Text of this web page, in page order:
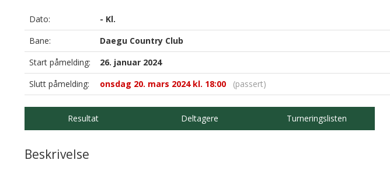
Dato:
- Kl.
Bane:
Daegu Country Club
Start påmelding:
26. januar 2024
Slutt påmelding:
onsdag 20. mars 2024 kl. 18:00 (passert)
Resultat Deltagere Turneringslisten
Beskrivelse